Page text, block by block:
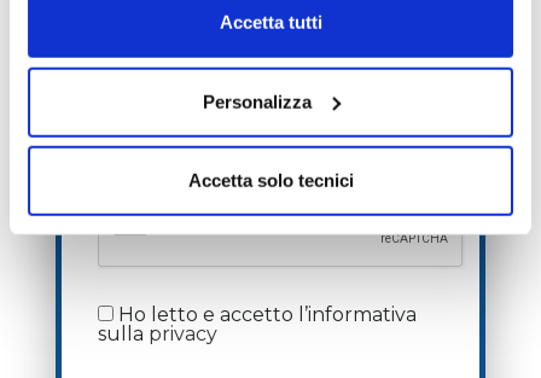
Accetta tutti
Personalizza
Accetta solo tecnici
Ho letto e accetto l’informativa
sulla privacy